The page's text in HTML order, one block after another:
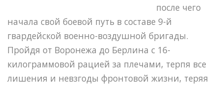
после чего
начала свой боевой путь в составе 9-й
гвардейской военно-воздушной бригады.
Пройдя от Воронежа до Берлина с 16-
килограммовой рацией за плечами, терпя все
лишения и невзгоды фронтовой жизни, теряя